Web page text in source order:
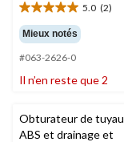
5.0 (2)
5.0
étoile(s)
sur
5.
2
Mieux notés
#063-2626-0
Il n’en reste que 2
Obturateur de tuyau
ABS et drainage et